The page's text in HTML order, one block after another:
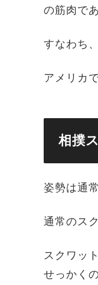
の筋肉で
すなわち
アメリカ
相撲
姿勢は通
通常のス
スクワッ
せっかく